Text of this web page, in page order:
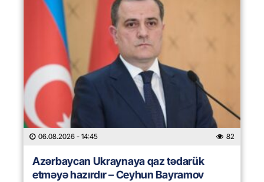
06.08.2026 - 14:45 82
Azərbaycan Ukraynaya qaz tədarük
etməyə hazırdır – Ceyhun Bayramov